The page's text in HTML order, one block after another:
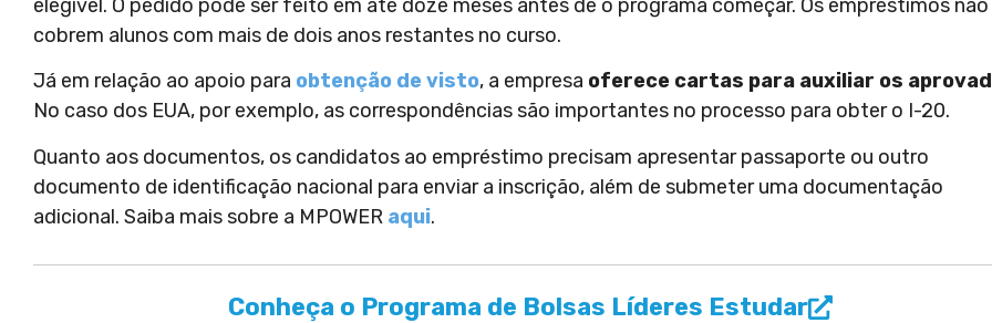
elegível. O pedido pode ser feito em até doze meses antes de o programa começar. Os empréstimos não
cobrem alunos com mais de dois anos restantes no curso.
Já em relação ao apoio para obtenção de visto, a empresa oferece cartas para auxiliar os
No caso dos EUA, por exemplo, as correspondências são importantes no processo para obter o I-20.
Quanto aos documentos, os candidatos ao empréstimo precisam apresentar passaporte ou outro
documento de identificação nacional para enviar a inscrição, além de submeter uma documentação
adicional. Saiba mais sobre a MPOWER aqui.
Conheça o Programa de Bolsas Líderes Estudar